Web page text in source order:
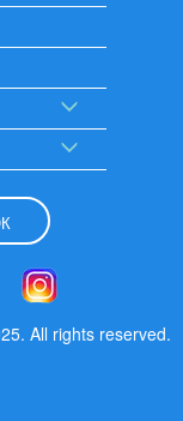
All rights reserved.